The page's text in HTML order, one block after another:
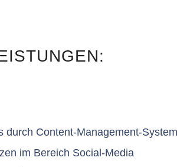
durch Content-Management-
im Bereich Social-Media